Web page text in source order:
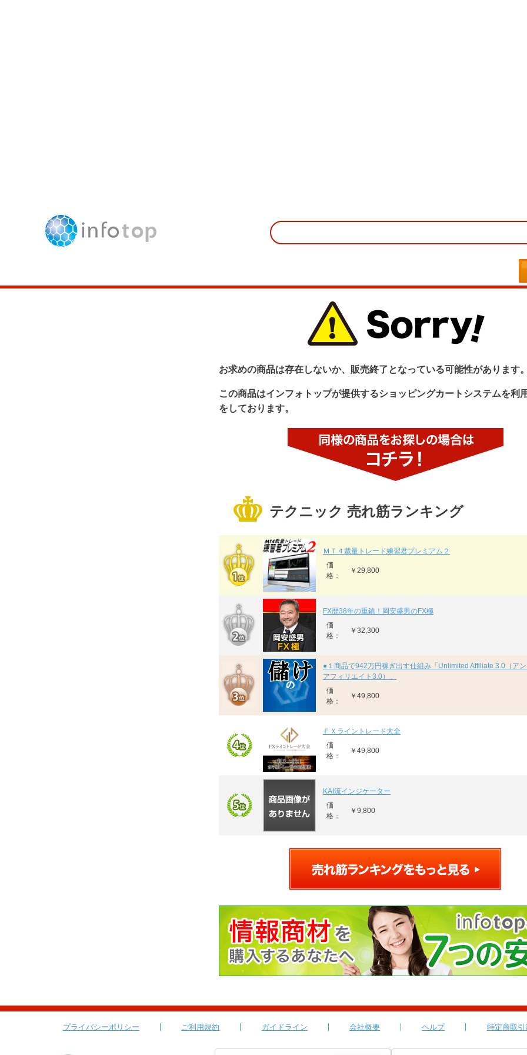
お求めの商品は存在しないか、販売終了となっている可能性があります。
この商品はインフォトップが提供するショッピングカートシステムを利
をしております。
テクニック 売れ筋ランキング
ＭＴ４裁量トレード練習君プレミアム２
価
格：
￥29,800
FX歴38年の重鎮！岡安盛男のFX極
価
格：
￥32,300
●１商品で942万円稼ぎ出す仕組み「Unlimited Affiliate 3.0（ア
アフィリエイト3.0）」
価
格：
￥49,800
ＦＸライントレード大全
価
格：
￥49,800
KAI流インジケーター
価
格：
￥9,800
プライバシーポリシー ご利用規約 ガイドライン 会社概要 ヘルプ 特定商取